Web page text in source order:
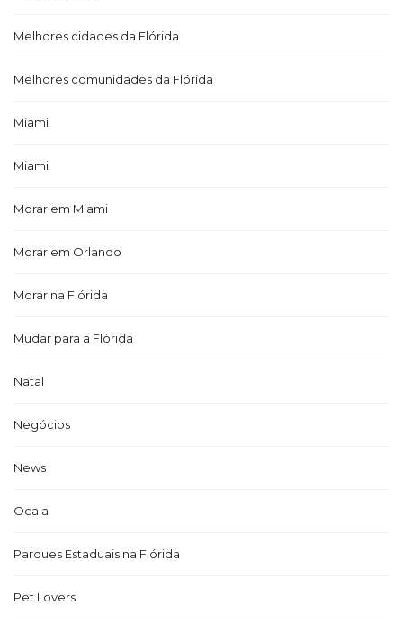
Melhores cidades da Flórida
Melhores comunidades da Flórida
Miami
Miami
Morar em Miami
Morar em Orlando
Morar na Flórida
Mudar para a Flórida
Natal
Negócios
News
Ocala
Parques Estaduais na Flórida
Pet Lovers